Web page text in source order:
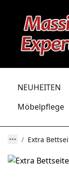
NEUHEITEN
Möbelpflege
Extra